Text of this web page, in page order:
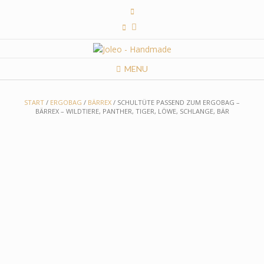
MENU
START / ERGOBAG / BÄRREX / SCHULTÜTE PASSEND ZUM ERGOBAG –
BÄRREX – WILDTIERE, PANTHER, TIGER, LÖWE, SCHLANGE, BÄR